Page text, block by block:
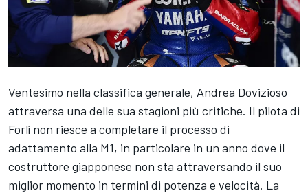
Ventesimo nella classifica generale, Andrea Dovizioso
attraversa una delle sua stagioni più critiche. Il pilota di
Forlì non riesce a completare il processo di
adattamento alla M1, in particolare in un anno dove il
costruttore giapponese non sta attraversando il suo
miglior momento in termini di potenza e velocità. La